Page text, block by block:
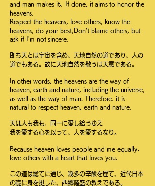
and man makes it、If done, it aims to honor the
heavens.
Respect the heavens, love others, know the
heavens, do your best,Don't blame others, but
ask if I'm not sincere.
即ち天とは宇宙を含め、天地自然の道であり、人の
道でもある。故に天地自然を敬うは天意である。
In other words, the heavens are the way of
heaven, earth and nature, including the universe,
as well as the way of man. Therefore, it is
natural to respect heaven, earth and nature.
天は人も我も、同一に愛し給うゆえ
我を愛する心を以って、人を愛するなり。
Because heaven loves people and me equally、
love others with a heart that loves you.
この道は総てに通じ、幾多の辛酸を歴て、近代日本
の礎に身を挺した、西郷隆盛の教えである。